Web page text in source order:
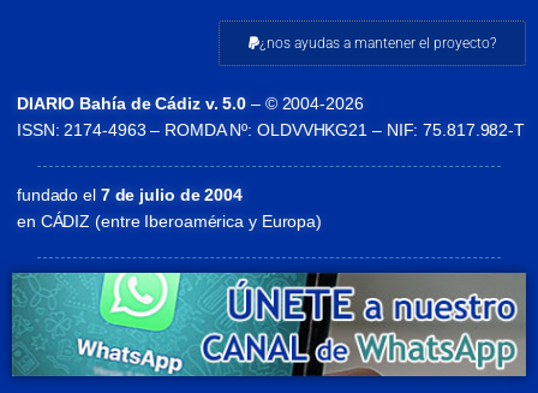
¿nos ayudas a mantener el proyecto?
DIARIO Bahía de Cádiz v. 5.0 – © 2004-2026
ISSN: 2174-4963 – ROMDA Nº: OLDVVHKG21 – NIF: 75.817.982-T
fundado el7 de julio de 2004
en CÁDIZ (entre Iberoamérica y Europa)